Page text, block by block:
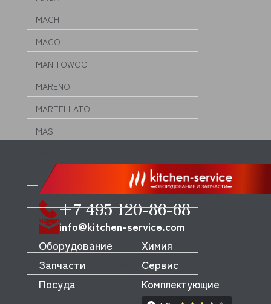
MACH
MACO
MANITOWOC
MARENO
MARTELLATO
MAS
MBM
MEC
MECNOSUD
MEIKO
MENUMASTER (AMANA)
MERRYCHEF
+7 495 120-86-68
info@kitchen-service.com
Оборудование
Запчасти
Посуда
Химия
Сервис
Комплектующие